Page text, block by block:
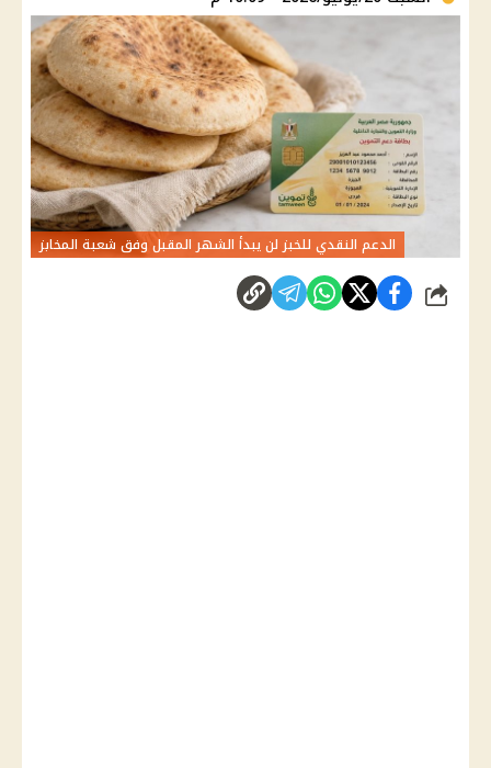
الدعم النقدي للخبز لن يبدأ الشهر المقبل وفق شعبة المخابز
شارك